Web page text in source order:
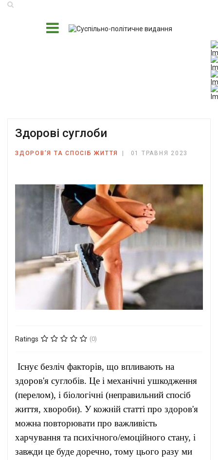
Здорові суглоби
ЗДОРОВ’Я ТА СПОСІБ ЖИТТЯ 01 ТРАВНЯ 2023
Ratings (0)
Існує безліч факторів, що впливають на
здоров'я суглобів. Це і механічні ушкодження
(перелом), і біологічні (неправильний спосіб
життя, хвороби). У кожній статті про здоров'я
можна повторювати про важливість
харчування та психічного/емоційного стану, і
завжди це буде доречно, тому цього разу ми